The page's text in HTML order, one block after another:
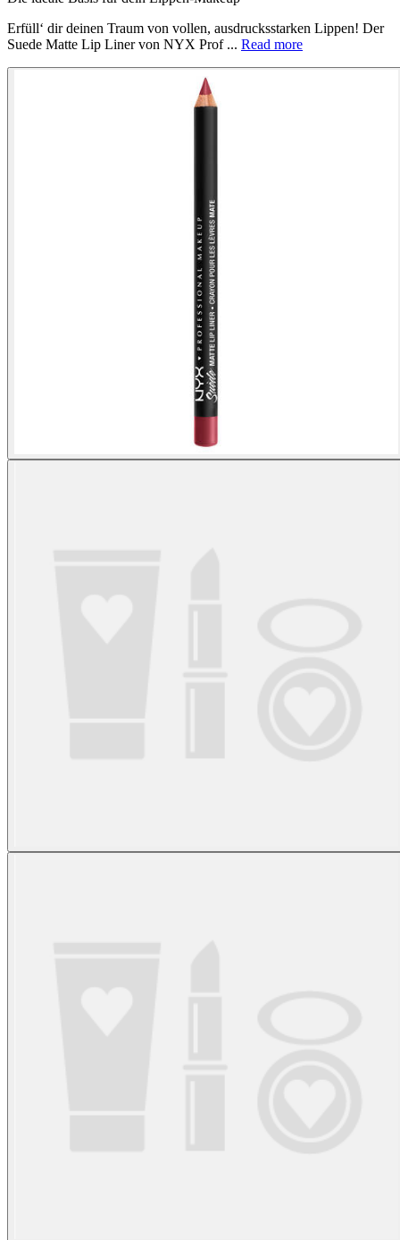
Erfüll‘ dir deinen Traum von vollen, ausdrucksstarken Lippen! Der
Suede Matte Lip Liner von NYX Prof ... Read more